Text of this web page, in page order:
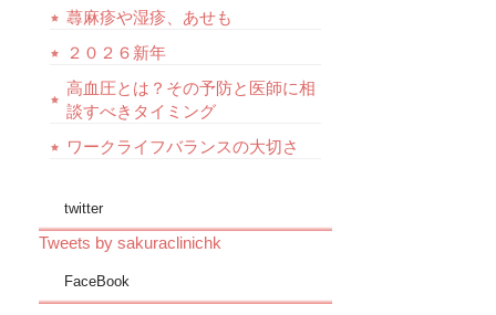
蕁麻疹や湿疹、あせも
２０２６新年
高血圧とは？その予防と医師に相
談すべきタイミング
ワークライフバランスの大切さ
twitter
Tweets by sakuraclinichk
FaceBook